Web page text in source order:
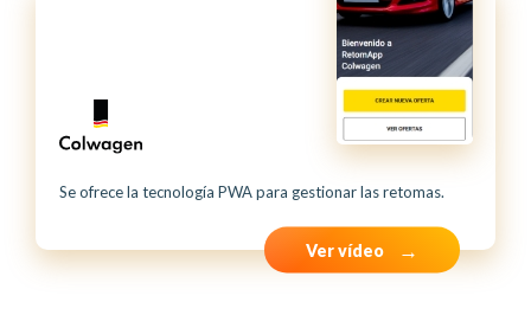
Se ofrece la tecnología PWA para gestionar las retomas.
Ver vídeo